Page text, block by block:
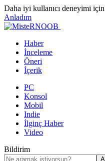
Daha iyi kullanıcı deneyimi
Anladım
Haber
İnceleme
Öneri
İçerik
PC
Konsol
Mobil
Indie
İlginç Haber
Video
Bildirim